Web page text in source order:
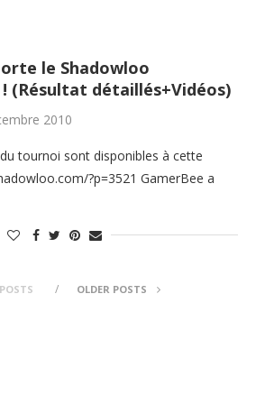
le Shadowloo
! (Résultat détaillés+Vidéos)
2010
tournoi sont disponibles à cette
?p=3521 GamerBee a
OLDER POSTS